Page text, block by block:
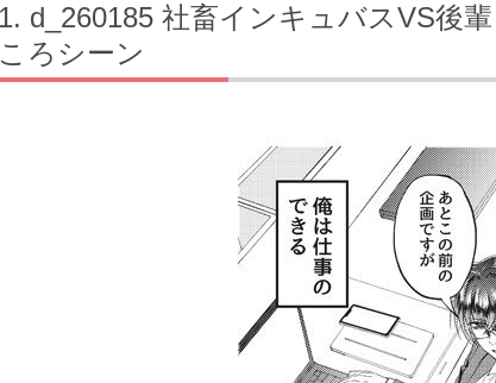
d_260185 社畜インキュバスVS後
ころシーン